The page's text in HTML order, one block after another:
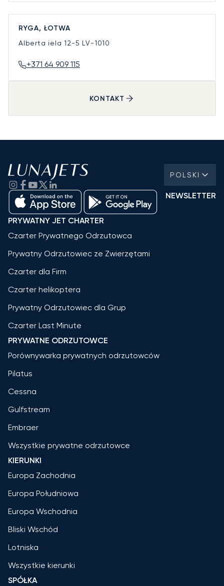
RYGA, ŁOTWA
Alberta iela 12-5 LV-1010
+371 64 909 115
KONTAKT
POLSKI
NEWSLETTER
PRYWATNY JET CHARTER
Czarter Prywatnego Odrzutowca
Prywatny Odrzutowiec ze Zwierzętami
Czarter dla Firm
Czarter helikoptera
Prywatny Odrzutowiec dla Grup
Czarter Last Minute
PRYWATNE ODRZUTOWCE
Porównywarka prywatnych odrzutowców
Pilatus
Cessna
Gulfstream
Embraer
Wszystkie prywatne odrzutowce
KIERUNKI
Europa Zachodnia
Europa Południowa
Europa Wschodnia
Bliski Wschód
Lotniska
Wszystkie kierunki
SPÓŁKA